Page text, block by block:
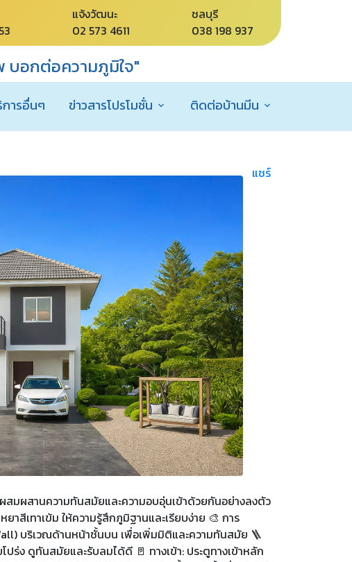
แจ้งวัฒนะ
02 573 4611
ชลบุรี
038 198 937
อกต่อความภูมิใจ"
ารอื่นๆ ข่าวสารโปรโมชั่น ติดต่อบ้านมีน
แชร์
มผสานความทันสมัยและความอบอุ่นเข้าด้วยกันอย่างลงตัว
สีเทาเข้ม ให้ความรู้สึกภูมิฐานและเรียบง่าย 🎨 การ
บริเวณด้านหน้าชั้นบน เพื่อเพิ่มมิติและความทันสมัย 🪜
ร่ง ดูทันสมัยและรับลมได้ดี 🚪 ทางเข้า: ประตูทางเข้าหลัก